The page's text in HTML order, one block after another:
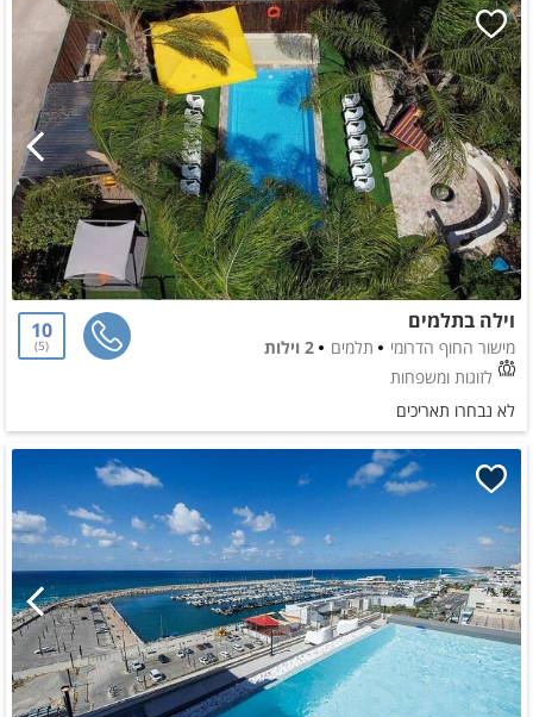
וילה בתלמים
מישור החוף הדרומי תלמים
2 וילות
לזוגות ומשפחות
10
5
לא נבחרו תאריכים